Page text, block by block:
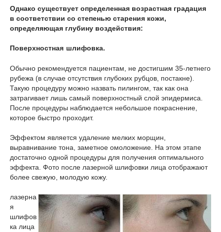
Однако существует определенная возрастная градация
в соответствии со степенью старения кожи,
определяющая глубину воздействия:
Поверхностная шлифовка.
Обычно рекомендуется пациентам, не достигшим 35-летнего
рубежа (в случае отсутствия глубоких рубцов, постакне).
Такую процедуру можно назвать пилингом, так как она
затрагивает лишь самый поверхностный слой эпидермиса.
После процедуры наблюдается небольшое покраснение,
которое быстро проходит.
Эффектом является удаление мелких морщин,
выравнивание тона, заметное омоложение. На этом этапе
достаточно одной процедуры для получения оптимального
эффекта. Фото после лазерной шлифовки лица отображают
более свежую, молодую кожу.
лазерна
я
шлифов
ка лица